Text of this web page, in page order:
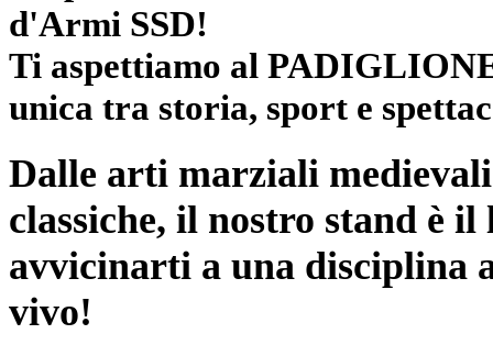
d'Armi SSD!
Ti aspettiamo al
unica tra storia, sport e
Dalle arti marziali
classiche, il nostro stand è
avvicinarti a una disciplina
vivo!